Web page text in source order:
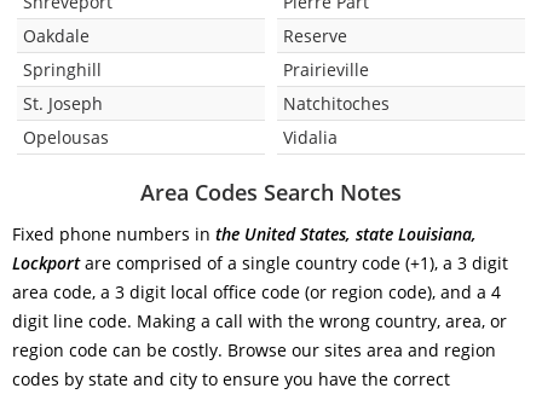
Oakdale
Springhill
St. Joseph
Opelousas
Reserve
Prairieville
Natchitoches
Vidalia
Area Codes Search Notes
Fixed phone numbers in the United States, state Louisiana,
Lockportare comprised of a single country code (+1), a 3 digit
area code, a 3 digit local office code (or region code), and a 4
digit line code. Making a call with the wrong country, area, or
region code can be costly. Browse our sites area and region
codes by state and city to ensure you have the correct